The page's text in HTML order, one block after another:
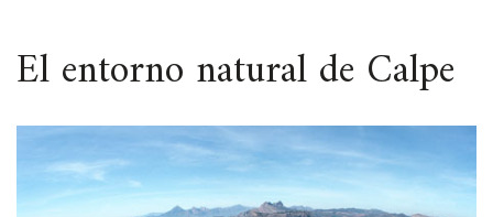
ESPACIO
El entorno natural de Calpe